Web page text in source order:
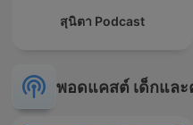
สุนิตา Podcast
พอดแคสต์ เด็กและ